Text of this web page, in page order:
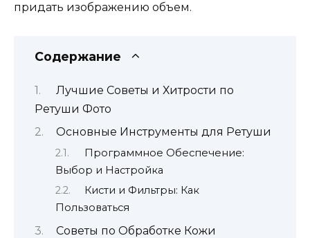
придать изображению объем.
Содержание
Лучшие Советы и Хитрости по
Ретуши Фото
Основные Инструменты для Ретуши
Программное Обеспечение:
Выбор и Настройка
Кисти и Фильтры: Как
Пользоваться
Советы по Обработке Кожи